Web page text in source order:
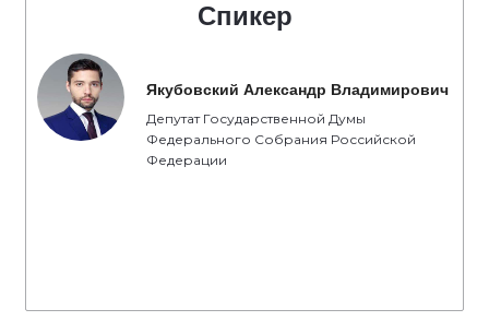
Спикер
Якубовский Александр Владимирович
Депутат Государственной Думы
Федерального Собрания Российской
Федерации